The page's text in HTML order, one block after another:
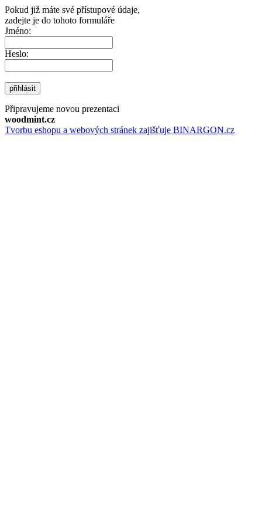
Pokud již máte své přístupové údaje,
zadejte je do tohoto formuláře
Jméno:
Heslo:
přihlásit
Připravujeme novou prezentaci
woodmint.cz
Tvorbu eshopu a webových stránek zajišťuje BINARGON.cz